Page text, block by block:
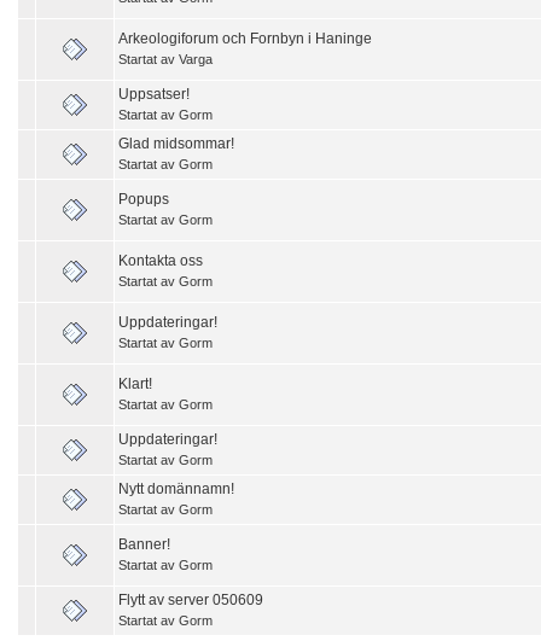
Arkeologiforum och Fornbyn i Haninge
Startat av Varga
Uppsatser!
Startat av Gorm
Glad midsommar!
Startat av Gorm
Popups
Startat av Gorm
Kontakta oss
Startat av Gorm
Uppdateringar!
Startat av Gorm
Klart!
Startat av Gorm
Uppdateringar!
Startat av Gorm
Nytt domännamn!
Startat av Gorm
Banner!
Startat av Gorm
Flytt av server 050609
Startat av Gorm